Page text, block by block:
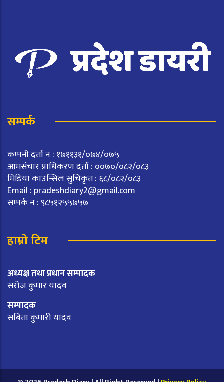
सम्पर्क
कम्पनी दर्ता न : १७११३१/०७४/०७५
आमसंचार प्राधिकरण दर्ता : ००७०/०८२/०८३
मिडिया काउन्सिल सुचिकृत : ६८/०८२/०८३
Email : pradeshdiary2@gmail.com
सम्पर्क न : ९८५१२५५७५७
हाम्रो टिम
अध्यक्ष तथा प्रधान सम्पादक
सरोज कुमार यादव
सम्पादक
सबिता कुमारी यादव